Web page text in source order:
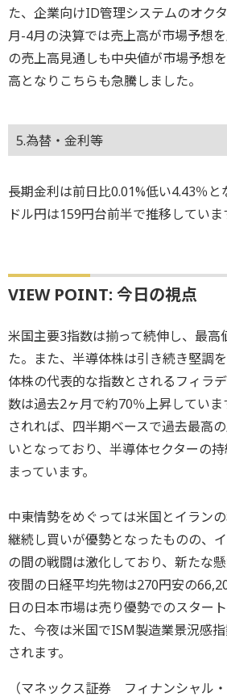
た、企業向けID管理システムのオク
月-4月の決算では売上高が市場予想
の売上高見通しも中央値が市場予想
高となりこちらも急騰しました。
5.為替・金利等
長期金利は前日比0.01%低い4.43％
ドル円は159円台前半で推移していま
VIEW POINT: 今日の視点
米国主要3指数は揃って続伸し、最高
た。また、半導体株は引き続き堅調
体株の代表的な指数とされるフィラ
数は過去2ヶ月で約70％上昇してい
されれば、四半期ベースで過去最高
いとなっており、半導体セクターの
まっています。
中東情勢をめぐっては米国とイラン
継続し買いが優勢となったものの、
の間の戦闘は激化しており、新たな懸
夜間の日経平均先物は270円安の
日の日本市場は売り優勢でのスター
た、今夜は米国でISM製造業景況感
されます。
（マネックス証券 フィナンシャル